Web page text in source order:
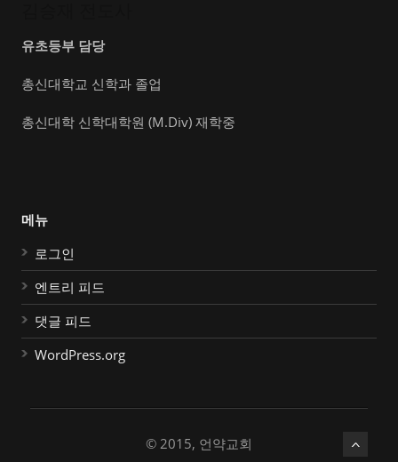
유초등부 담당
총신대학교 신학과 졸업
총신대학 신학대학원 (M.Div) 재학중
메뉴
로그인
엔트리 피드
댓글 피드
WordPress.org
© 2015, 언약교회